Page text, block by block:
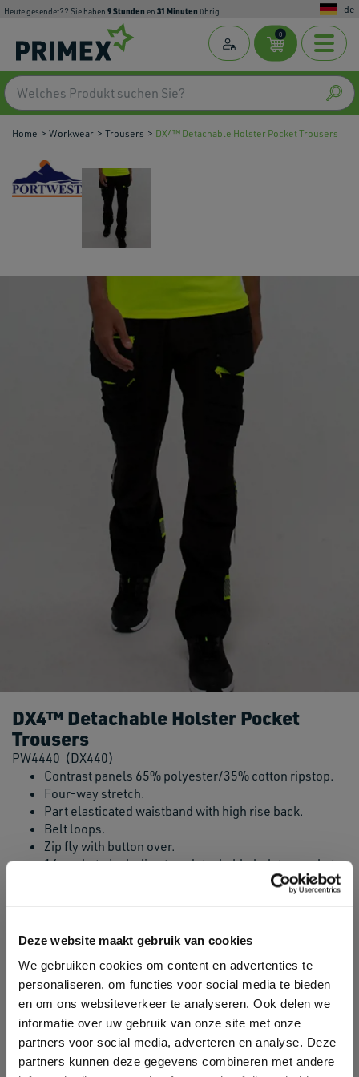
Deze website maakt gebruik van cookies
We gebruiken cookies om content en advertenties te
personaliseren, om functies voor social media te bieden
en om ons websiteverkeer te analyseren. Ook delen we
informatie over uw gebruik van onze site met onze
partners voor social media, adverteren en analyse. Deze
partners kunnen deze gegevens combineren met andere
Heute gesendet?? Sie haben 9Stunden en 31 Minuten übrig. de
0
Home Workwear Trousers DX4™ Detachable Holster Pocket Trousers
DX4™ Detachable Holster Pocket
Trousers
PW4440 (DX440)
Contrast panels 65% polyester/35% cotton ripstop.
Four-way stretch.
Part elasticated waistband with high rise back.
Belt loops.
Zip fly with button over.
16 pockets including two detachable holster pockets,
side, rear and multi-functional thigh pockets.
Contrast zips on pockets with branded zip pulls.
positioning options - knee pads included.
Lightweight, flexible HiVisTex Pro reflective tape on
rear lower legs.
Adjustable leg length reg 31" to tall 33".
Triple needle stitching.
Branding on right thigh pocket.